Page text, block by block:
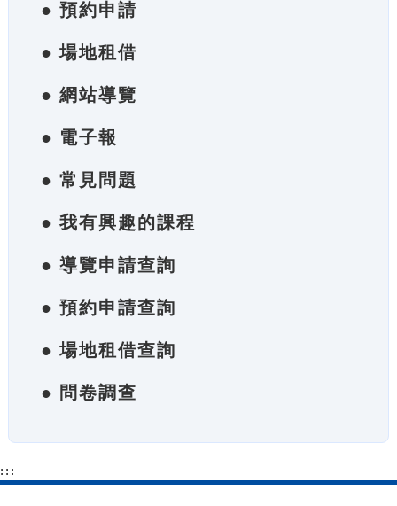
● 預約申請
● 場地租借
● 網站導覽
● 電子報
● 常見問題
● 我有興趣的課程
● 導覽申請查詢
● 預約申請查詢
● 場地租借查詢
● 問卷調查
:::